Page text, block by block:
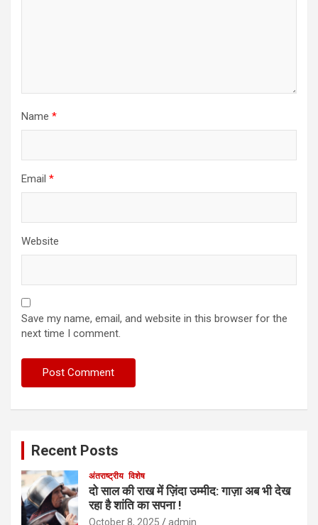
Name *
Email *
Website
Save my name, email, and website in this browser for the
next time I comment.
Recent Posts
अंतराष्ट्रीय विशेष
दो साल की राख में ज़िंदा उम्मीद: गाज़ा अब भी देख
रहा है शांति का सपना !
October 8, 2025 admin